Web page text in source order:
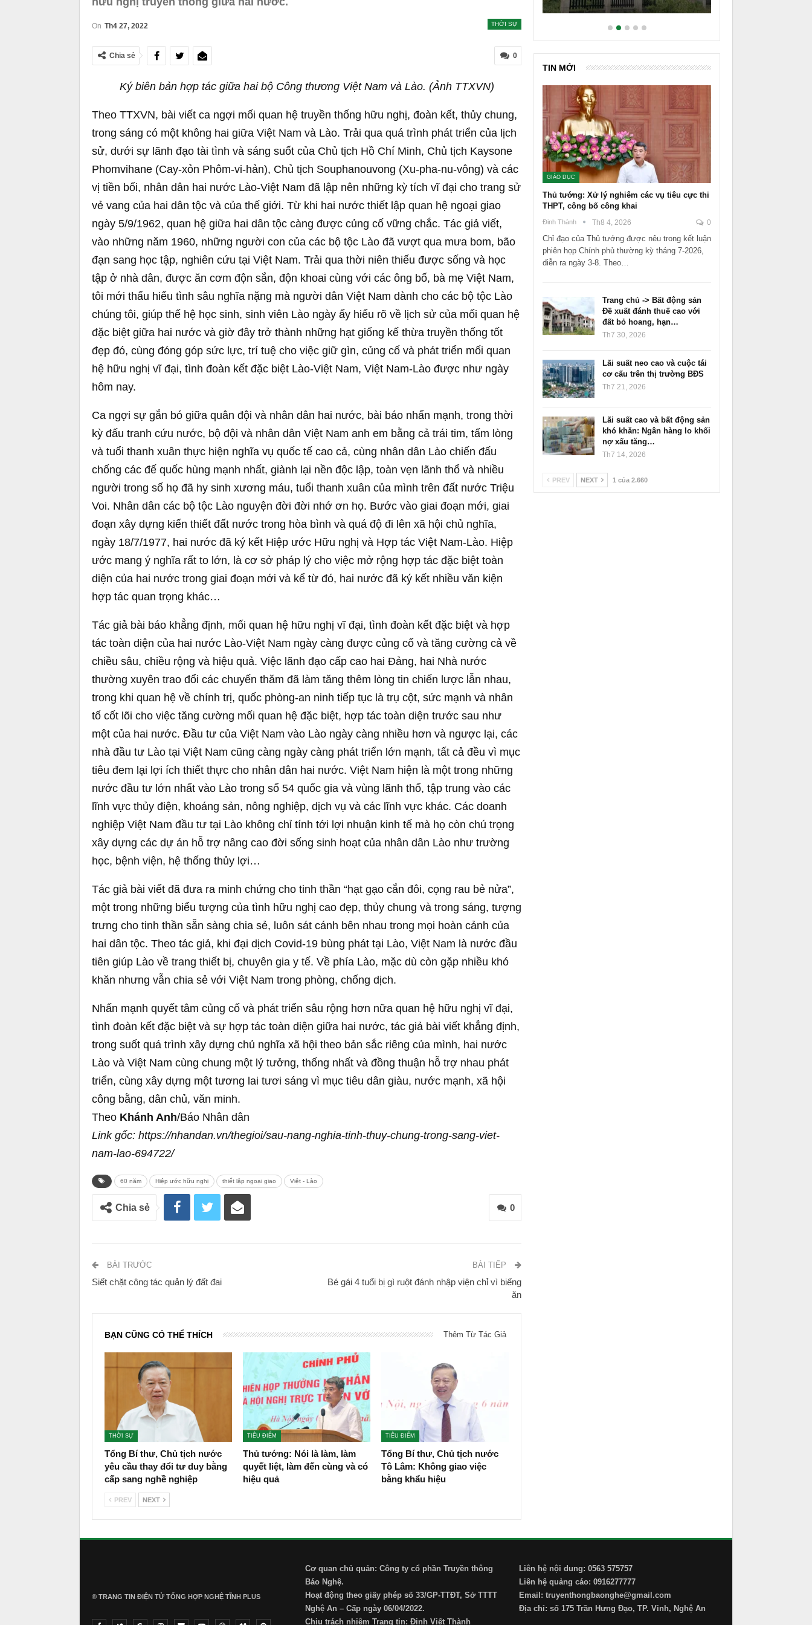
THỜI SỰ
On Th4 27, 2022
0
Chia sẻ
Ký biên bản hợp tác giữa hai bộ Công thương Việt Nam và Lào. (Ảnh TTXVN)
Theo TTXVN, bài viết ca ngợi mối quan hệ truyền thống hữu nghị, đoàn kết, thủy chung,
trong sáng có một không hai giữa Việt Nam và Lào. Trải qua quá trình phát triển của lịch
sử, dưới sự lãnh đạo tài tình và sáng suốt của Chủ tịch Hồ Chí Minh, Chủ tịch Kaysone
Phomvihane (Cay-xỏn Phôm-vi-hản), Chủ tịch Souphanouvong (Xu-pha-nu-vông) và các
vị tiền bối, nhân dân hai nước Lào-Việt Nam đã lập nên những kỳ tích vĩ đại cho trang sử
vẻ vang của hai dân tộc và của thế giới. Từ khi hai nước thiết lập quan hệ ngoại giao
ngày 5/9/1962, quan hệ giữa hai dân tộc càng được củng cố vững chắc. Tác giả viết,
vào những năm 1960, những người con của các bộ tộc Lào đã vượt qua mưa bom, bão
đạn sang học tập, nghiên cứu tại Việt Nam. Trải qua thời niên thiếu được sống và học
tập ở nhà dân, được ăn cơm độn sắn, độn khoai cùng với các ông bố, bà mẹ Việt Nam,
tôi mới thấu hiểu tình sâu nghĩa nặng mà người dân Việt Nam dành cho các bộ tộc Lào
chúng tôi, giúp thế hệ học sinh, sinh viên Lào ngày ấy hiểu rõ về lịch sử của mối quan hệ
đặc biệt giữa hai nước và giờ đây trở thành những hạt giống kế thừa truyền thống tốt
đẹp đó, cùng đóng góp sức lực, trí tuệ cho việc giữ gìn, củng cố và phát triển mối quan
hệ hữu nghị vĩ đại, tình đoàn kết đặc biệt Lào-Việt Nam, Việt Nam-Lào được như ngày
hôm nay.
Ca ngợi sự gắn bó giữa quân đội và nhân dân hai nước, bài báo nhấn mạnh, trong thời
kỳ đấu tranh cứu nước, bộ đội và nhân dân Việt Nam anh em bằng cả trái tim, tấm lòng
và tuổi thanh xuân thực hiện nghĩa vụ quốc tế cao cả, cùng nhân dân Lào chiến đấu
chống các đế quốc hùng mạnh nhất, giành lại nền độc lập, toàn vẹn lãnh thổ và nhiều
người trong số họ đã hy sinh xương máu, tuổi thanh xuân của mình trên đất nước Triệu
Voi. Nhân dân các bộ tộc Lào nguyện đời đời nhớ ơn họ. Bước vào giai đoạn mới, giai
đoạn xây dựng kiến thiết đất nước trong hòa bình và quá độ đi lên xã hội chủ nghĩa,
ngày 18/7/1977, hai nước đã ký kết Hiệp ước Hữu nghị và Hợp tác Việt Nam-Lào. Hiệp
ước mang ý nghĩa rất to lớn, là cơ sở pháp lý cho việc mở rộng hợp tác đặc biệt toàn
diện của hai nước trong giai đoạn mới và kể từ đó, hai nước đã ký kết nhiều văn kiện
hợp tác quan trọng khác…
Tác giả bài báo khẳng định, mối quan hệ hữu nghị vĩ đại, tình đoàn kết đặc biệt và hợp
tác toàn diện của hai nước Lào-Việt Nam ngày càng được củng cố và tăng cường cả về
chiều sâu, chiều rộng và hiệu quả. Việc lãnh đạo cấp cao hai Ðảng, hai Nhà nước
thường xuyên trao đổi các chuyến thăm đã làm tăng thêm lòng tin chiến lược lẫn nhau,
trong khi quan hệ về chính trị, quốc phòng-an ninh tiếp tục là trụ cột, sức mạnh và nhân
tố cốt lõi cho việc tăng cường mối quan hệ đặc biệt, hợp tác toàn diện trước sau như
một của hai nước. Ðầu tư của Việt Nam vào Lào ngày càng nhiều hơn và ngược lại, các
nhà đầu tư Lào tại Việt Nam cũng càng ngày càng phát triển lớn mạnh, tất cả đều vì mục
tiêu đem lại lợi ích thiết thực cho nhân dân hai nước. Việt Nam hiện là một trong những
nước đầu tư lớn nhất vào Lào trong số 54 quốc gia và vùng lãnh thổ, tập trung vào các
lĩnh vực thủy điện, khoáng sản, nông nghiệp, dịch vụ và các lĩnh vực khác. Các doanh
nghiệp Việt Nam đầu tư tại Lào không chỉ tính tới lợi nhuận kinh tế mà họ còn chú trọng
xây dựng các dự án hỗ trợ nâng cao đời sống sinh hoạt của nhân dân Lào như trường
học, bệnh viện, hệ thống thủy lợi…
Tác giả bài viết đã đưa ra minh chứng cho tinh thần “hạt gạo cắn đôi, cọng rau bẻ nửa”,
một trong những biểu tượng của tình hữu nghị cao đẹp, thủy chung và trong sáng, tượng
trưng cho tinh thần sẵn sàng chia sẻ, luôn sát cánh bên nhau trong mọi hoàn cảnh của
hai dân tộc. Theo tác giả, khi đại dịch Covid-19 bùng phát tại Lào, Việt Nam là nước đầu
tiên giúp Lào về trang thiết bị, chuyên gia y tế. Về phía Lào, mặc dù còn gặp nhiều khó
khăn nhưng vẫn chia sẻ với Việt Nam trong phòng, chống dịch.
Nhấn mạnh quyết tâm củng cố và phát triển sâu rộng hơn nữa quan hệ hữu nghị vĩ đại,
tình đoàn kết đặc biệt và sự hợp tác toàn diện giữa hai nước, tác giả bài viết khẳng định,
trong suốt quá trình xây dựng chủ nghĩa xã hội theo bản sắc riêng của mình, hai nước
Lào và Việt Nam cùng chung một lý tưởng, thống nhất và đồng thuận hỗ trợ nhau phát
triển, cùng xây dựng một tương lai tươi sáng vì mục tiêu dân giàu, nước mạnh, xã hội
công bằng, dân chủ, văn minh.
Theo Khánh Anh/Báo Nhân dân
Link gốc: https://nhandan.vn/thegioi/sau-nang-nghia-tinh-thuy-chung-trong-sang-viet-
nam-lao-694722/
60 năm Hiệp ước hữu nghị thiết lập ngoại giao Việt - Lào
0
Chia sẻ
BÀI TRƯỚC
Siết chặt công tác quản lý đất đai
BÀI TIẾP
Bé gái 4 tuổi bị gì ruột đánh nhập viện chỉ vì biếng
ăn
BẠN CŨNG CÓ THỂ THÍCH Thêm Từ Tác Giả
THỜI SỰ
Tổng Bí thư, Chủ tịch nước
yêu cầu thay đổi tư duy bằng
cấp sang nghề nghiệp
TIÊU ĐIỂM
Thủ tướng: Nói là làm, làm
quyết liệt, làm đến cùng và có
hiệu quả
TIÊU ĐIỂM
Tổng Bí thư, Chủ tịch nước
Tô Lâm: Không giao việc
bằng khẩu hiệu
PREV NEXT
TIN MỚI
GIÁO DỤC
Thủ tướng: Xử lý nghiêm các vụ tiêu cực thi
THPT, công bố công khai
Đinh Thành Th8 4, 2026 0
Chỉ đạo của Thủ tướng được nêu trong kết luận
phiên họp Chính phủ thường kỳ tháng 7-2026,
diễn ra ngày 3-8. Theo…
Trang chủ -> Bất động sản
Đề xuất đánh thuế cao với
đất bỏ hoang, hạn…
Th7 30, 2026
Lãi suất neo cao và cuộc tái
cơ cấu trên thị trường BĐS
Th7 21, 2026
Lãi suất cao và bất động sản
khó khăn: Ngân hàng lo khối
nợ xấu tăng…
Th7 14, 2026
PREV NEXT 1 của 2.660
® TRANG TIN ĐIỆN TỬ ТỔNG HỢP NGHỆ TĨNH PLUS
Cơ quan chủ quản: Công ty cổ phần Truyền thông
Báo Nghệ.
Hoạt động theo giấy phép số 33/GP-TTĐT, Sở TTTT
Nghệ An – Cấp ngày 06/04/2022.
Chịu trách nhiệm Trang tin: Đinh Viết Thành
Liên hệ nội dung: 0563 575757
Liên hệ quảng cáo: 0916277777
Email: truyenthongbaonghe@gmail.com
Địa chỉ: số 175 Trần Hưng Đạo, TP. Vinh, Nghệ An